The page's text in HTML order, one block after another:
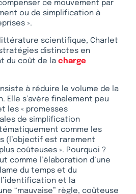
ce mouvement par
ou de simplification à
».
littérature scientifique, Charlet
distinctes en
du coût de la charge
à réduire le volume de la
Elle s’avère finalement peu
les « promesses
de simplification
comme les
(l’objectif est rarement
coûteuses ». Pourquoi ?
comme l’élaboration d’une
du temps et du
et la
“mauvaise” règle, coûteuse